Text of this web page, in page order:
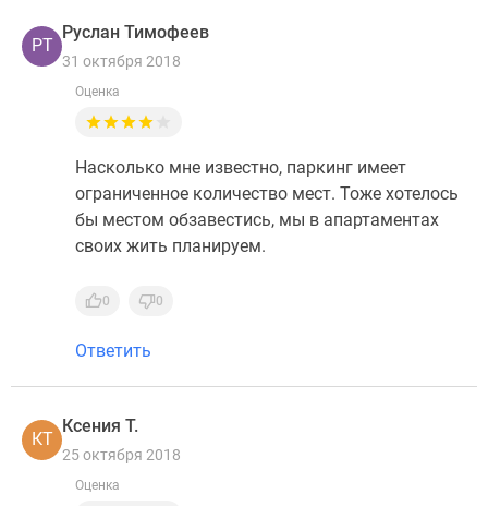
РТ
Руслан Тимофеев
31 октября 2018
Оценка
Насколько мне известно, паркинг имеет
ограниченное количество мест. Тоже хотелось
бы местом обзавестись, мы в апартаментах
своих жить планируем.
0 0
Ответить
КТ
Ксения Т.
25 октября 2018
Оценка